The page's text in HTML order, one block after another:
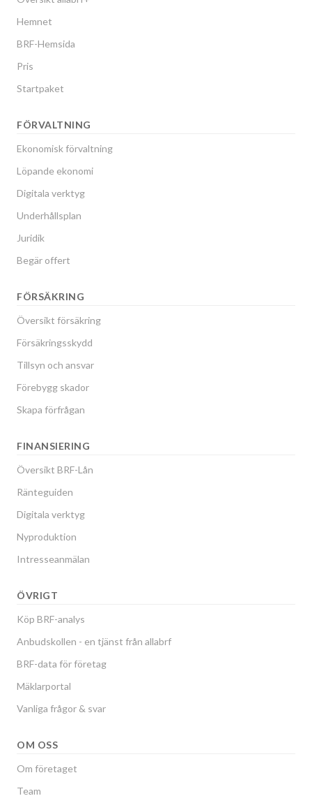
Hemnet
BRF-Hemsida
Pris
Startpaket
FÖRVALTNING
Ekonomisk förvaltning
Löpande ekonomi
Digitala verktyg
Underhållsplan
Juridik
Begär offert
FÖRSÄKRING
Översikt försäkring
Försäkringsskydd
Tillsyn och ansvar
Förebygg skador
Skapa förfrågan
FINANSIERING
Översikt BRF-Lån
Ränteguiden
Digitala verktyg
Nyproduktion
Intresseanmälan
ÖVRIGT
Köp BRF-analys
Anbudskollen - en tjänst från allabrf
BRF-data för företag
Mäklarportal
Vanliga frågor & svar
OM OSS
Om företaget
Team